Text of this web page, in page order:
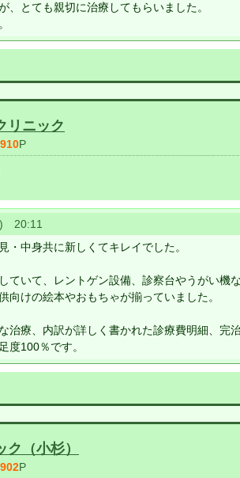
、とても親切に治療してもらいました。
リニック
P
20:11
・中身共に新しくてキレイでした。
ていて、レントゲン設備、診察台やうがい機
向けの絵本やおもちゃが揃っていました。
治療、内訳が詳しく書かれた診療費明細、完
度100％です。
（小杉）
P